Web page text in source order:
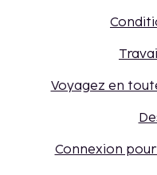
Voyagez en
Connexion